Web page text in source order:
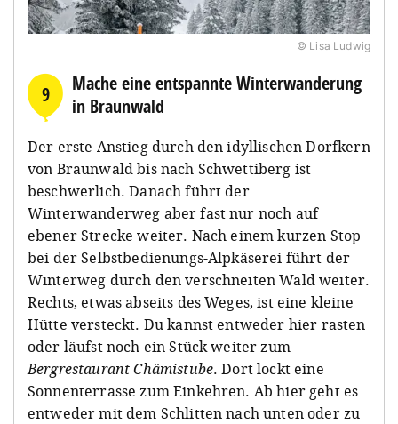
© Lisa Ludwig
9
Mache eine entspannte Winterwanderung
in Braunwald
Der erste Anstieg durch den idyllischen Dorfkern
von Braunwald bis nach Schwettiberg ist
beschwerlich. Danach führt der
Winterwanderweg aber fast nur noch auf
ebener Strecke weiter. Nach einem kurzen Stop
bei der Selbstbedienungs-Alpkäserei führt der
Winterweg durch den verschneiten Wald weiter.
Rechts, etwas abseits des Weges, ist eine kleine
Hütte versteckt. Du kannst entweder hier rasten
oder läufst noch ein Stück weiter zum
Bergrestaurant Chämistube. Dort lockt eine
Sonnenterrasse zum Einkehren. Ab hier geht es
entweder mit dem Schlitten nach unten oder zu